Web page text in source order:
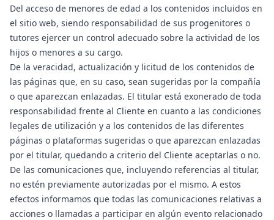
Del acceso de menores de edad a los contenidos incluidos en
el sitio web, siendo responsabilidad de sus progenitores o
tutores ejercer un control adecuado sobre la actividad de los
hijos o menores a su cargo.
De la veracidad, actualización y licitud de los contenidos de
las páginas que, en su caso, sean sugeridas por la compañía
o que aparezcan enlazadas. El titular está exonerado de toda
responsabilidad frente al Cliente en cuanto a las condiciones
legales de utilización y a los contenidos de las diferentes
páginas o plataformas sugeridas o que aparezcan enlazadas
por el titular, quedando a criterio del Cliente aceptarlas o no.
De las comunicaciones que, incluyendo referencias al titular,
no estén previamente autorizadas por el mismo. A estos
efectos informamos que todas las comunicaciones relativas a
acciones o llamadas a participar en algún evento relacionado